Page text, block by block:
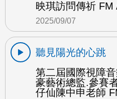
映琪訪問傳祈 FM
2025/09/07
聽見陽光的心跳
第二屆國際視障
豪藝術總監.參賽
仔仙陳中申老師